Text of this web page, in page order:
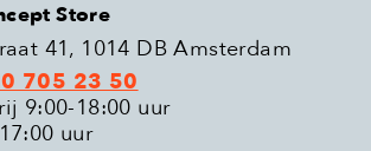
Store
41, 1014 DB Amsterdam
705 23 50
9:00-18:00 uur
uur